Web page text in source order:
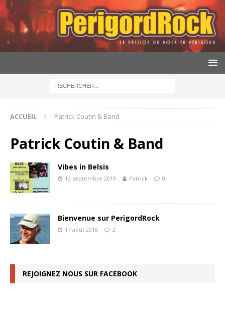
ACCUEIL Patrick Coutin & Band
Patrick Coutin & Band
Vibes in Belsis
13 septembre 2019 Patrick 0
Bienvenue sur PerigordRock
17 août 2018 2
REJOIGNEZ NOUS SUR FACEBOOK